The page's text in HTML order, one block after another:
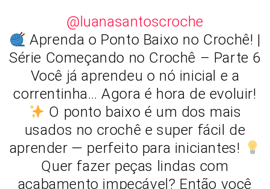
@luanasantoscroche
Aprenda o Ponto Baixo no Crochê! |
Série Começando no Crochê – Parte 6
Você já aprendeu o nó inicial e a
correntinha… Agora é hora de evoluir!
O ponto baixo é um dos mais
usados no crochê e super fácil de
aprender — perfeito para iniciantes!
Quer fazer peças lindas com
acabamento impecável? Então você